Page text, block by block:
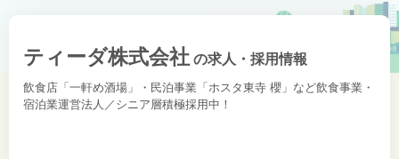
ティーダ株式会社 の求人・採用情報
飲食店「一軒め酒場」・民泊事業「ホスタ東寺 櫻」など飲食事業・
宿泊業運営法人／シニア層積極採用中！